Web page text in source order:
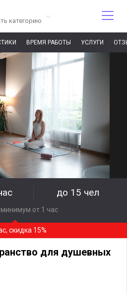
категорию
ВРЕМЯ РАБОТЫ УСЛУГИ
до 15 чел
от 1 час
скидка 15%
для душевных